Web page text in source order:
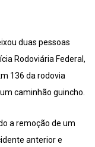
duas pessoas
Rodoviária Federal,
136 da rodovia
caminhão guincho.
a remoção de um
anterior e